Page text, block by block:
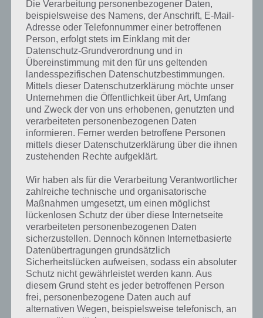
Das Hauptziel in Marvel Sturm der Superhelden ist es Kang zu
besiegen und hilft beim Kampf gegen die Zerstörung des Marvel-
Universums.
Aufregende Kämpfe und Kampftechniken
Die Kämpfe gestalten sich als aufregend, denn diverse Steuerungen
sind hier möglich. So kann links und rechts gewischt werden, es kann
die linke bzw. rechte Seite einmal oder mehrfach angetippt werden,
wodurch zahlreiche Kampftechniken zur Auswahl stehen.
So kann man zurückweichen oder in die Defensive gehen, als auch
verschiedene offensive Kampftechniken wählen. Jeder Superheld hat
dabei verschiedene Spezialfertigkeiten, die eingesetzt werden
können.
Auf deinem Weg zu Kang sammelst du Champions sowie Schurken,
die sich deinem Team anschließen. Dabei gibt es auch einen
Kollektivboni, der abhängig von den gewählten Charakteren ist. So
verändern sich deren Werte, Fähigkeiten und Spezialtechniken,
sodass man in Marvel Sturm der Superhelden nur mit einer guten
Strategie und viel Geschicklichkeit gewinnen kann.
Die Verarbeitung personenbezogener Daten,
beispielsweise des Namens, der Anschrift, E-Mail-
Adresse oder Telefonnummer einer betroffenen
Person, erfolgt stets im Einklang mit der
Datenschutz-Grundverordnung und in
Übereinstimmung mit den für uns geltenden
landesspezifischen Datenschutzbestimmungen.
Mittels dieser Datenschutzerklärung möchte unser
Unternehmen die Öffentlichkeit über Art, Umfang
und Zweck der von uns erhobenen, genutzten und
verarbeiteten personenbezogenen Daten
informieren. Ferner werden betroffene Personen
mittels dieser Datenschutzerklärung über die ihnen
zustehenden Rechte aufgeklärt.
Wir haben als für die Verarbeitung Verantwortlicher
zahlreiche technische und organisatorische
Maßnahmen umgesetzt, um einen möglichst
lückenlosen Schutz der über diese Internetseite
verarbeiteten personenbezogenen Daten
sicherzustellen. Dennoch können Internetbasierte
Datenübertragungen grundsätzlich
Sicherheitslücken aufweisen, sodass ein absoluter
Schutz nicht gewährleistet werden kann. Aus
diesem Grund steht es jeder betroffenen Person
frei, personenbezogene Daten auch auf
alternativen Wegen, beispielsweise telefonisch, an